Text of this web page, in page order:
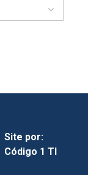
Site por:
Código 1 TI